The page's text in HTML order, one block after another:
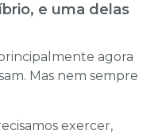
e uma delas
agora
Mas nem sempre
exercer,